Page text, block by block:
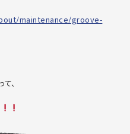
maintenance/groove-
、